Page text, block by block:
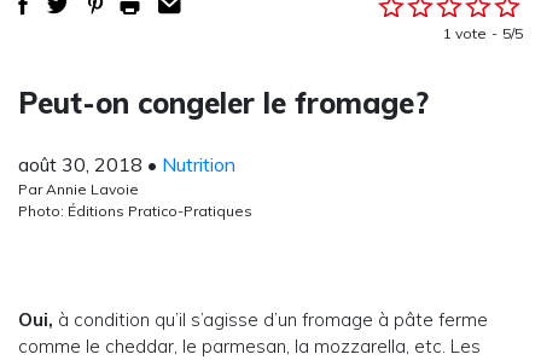
1 vote 5/5
Peut-on congeler le fromage?
août 30, 2018 • Nutrition
Par Annie Lavoie
Photo: Éditions Pratico-Pratiques
Oui, à condition qu’il s’agisse d’un fromage à pâte ferme
comme le cheddar, le parmesan, la mozzarella, etc. Les